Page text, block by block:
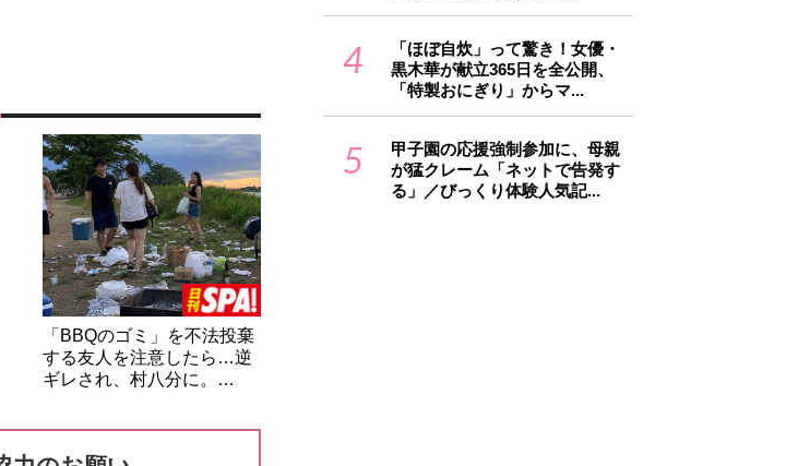
「BBQのゴミ」を不法投棄
する友人を注意したら…逆
ギレされ、村八分に。…
4
「ほぼ自炊」って驚き！女優・
黒木華が献立365日を全公開、
「特製おにぎり」からマ...
5
甲子園の応援強制参加に、母親
が猛クレーム「ネットで告発す
る」／びっくり体験人気記...